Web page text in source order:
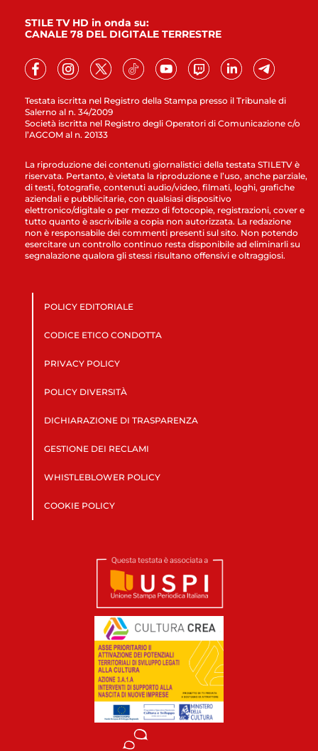
Testata iscritta nel Registro della Stampa presso il Tribunale di
Salerno al n. 34/2009
Società iscritta nel Registro degli Operatori di Comunicazione c/o
l’AGCOM al n. 20133
STILE TV HD in onda su:
CANALE 78 DEL DIGITALE TERRESTRE
La riproduzione dei contenuti giornalistici della testata STILETV è
riservata. Pertanto, è vietata la riproduzione e l’uso, anche parziale,
di testi, fotografie, contenuti audio/video, filmati, loghi, grafiche
aziendali e pubblicitarie, con qualsiasi dispositivo
elettronico/digitale o per mezzo di fotocopie, registrazioni, cover e
tutto quanto è ascrivibile a copia non autorizzata. La redazione
non è responsabile dei commenti presenti sul sito. Non potendo
esercitare un controllo continuo resta disponibile ad eliminarli su
segnalazione qualora gli stessi risultano offensivi e oltraggiosi.
POLICY EDITORIALE
CODICE ETICO CONDOTTA
PRIVACY POLICY
POLICY DIVERSITÀ
DICHIARAZIONE DI TRASPARENZA
GESTIONE DEI RECLAMI
WHISTLEBLOWER POLICY
COOKIE POLICY